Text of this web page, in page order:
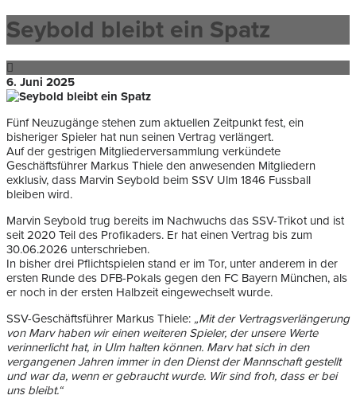
Seybold bleibt ein Spatz
6. Juni 2025
Fünf Neuzugänge stehen zum aktuellen Zeitpunkt fest, ein
bisheriger Spieler hat nun seinen Vertrag verlängert.
Auf der gestrigen Mitgliederversammlung verkündete
Geschäftsführer Markus Thiele den anwesenden Mitgliedern
exklusiv, dass Marvin Seybold beim SSV Ulm 1846 Fussball
bleiben wird.
Marvin Seybold trug bereits im Nachwuchs das SSV-Trikot und ist
seit 2020 Teil des Profikaders. Er hat einen Vertrag bis zum
30.06.2026 unterschrieben.
In bisher drei Pflichtspielen stand er im Tor, unter anderem in der
ersten Runde des DFB-Pokals gegen den FC Bayern München, als
er noch in der ersten Halbzeit eingewechselt wurde.
SSV-Geschäftsführer Markus Thiele: „Mit der Vertragsverlängerung
von Marv haben wir einen weiteren Spieler, der unsere Werte
verinnerlicht hat, in Ulm halten können. Marv hat sich in den
vergangenen Jahren immer in den Dienst der Mannschaft gestellt
und war da, wenn er gebraucht wurde. Wir sind froh, dass er bei
uns bleibt.“